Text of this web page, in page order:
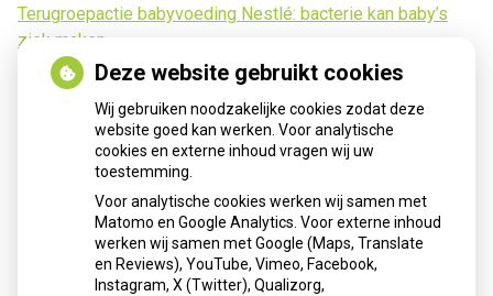
Terugroepactie babyvoeding Nestlé: bacterie kan baby’s
ziek maken
Herhaalrecepten aanvragen
Deze website gebruikt cookies
Wij gebruiken noodzakelijke cookies zodat deze
website goed kan werken. Voor analytische
cookies en externe inhoud vragen wij uw
toestemming.
Voor analytische cookies werken wij samen met
Matomo en Google Analytics. Voor externe inhoud
werken wij samen met Google (Maps, Translate
en Reviews), YouTube, Vimeo, Facebook,
Instagram, X (Twitter), Qualizorg,